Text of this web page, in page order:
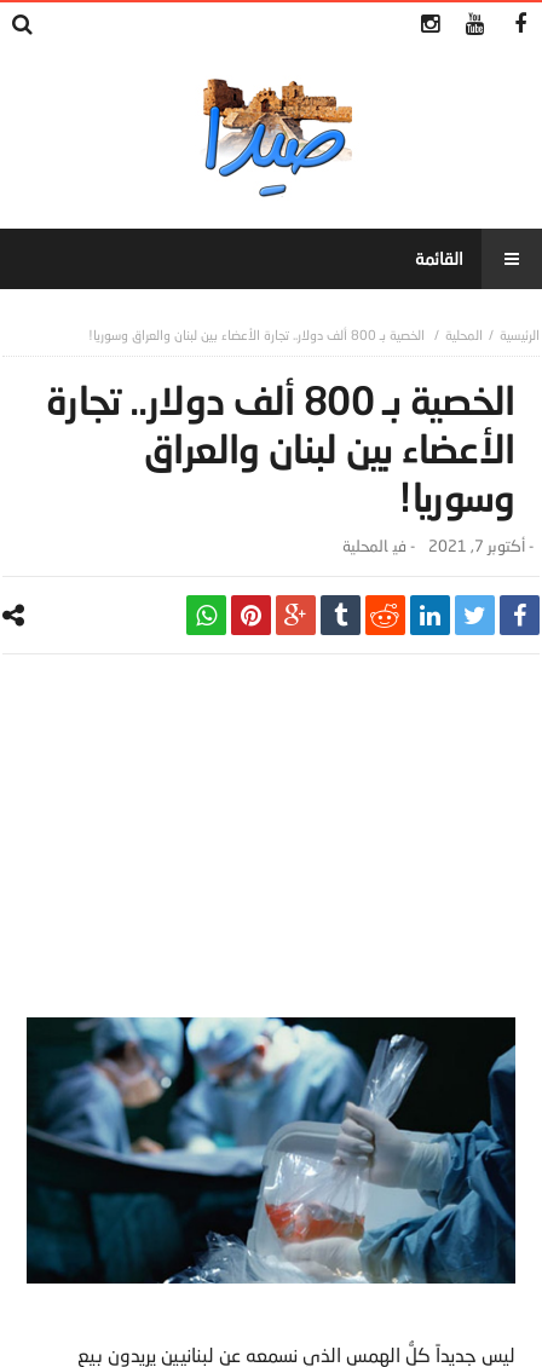
المحلية الخصية بـ 800 ألف دولار.. تجارة الأعضاء بين لبنان والعراق وسوريا!
الخصية بـ 800 ألف دولار.. تجارة
الأعضاء بين لبنان والعراق
وسوريا!
-أكتوبر 7, 2021 - ‎في المحلية
ليس جديداً كلُّ الهمس الذي نسمعه عن لبنانيين يريدون بيع